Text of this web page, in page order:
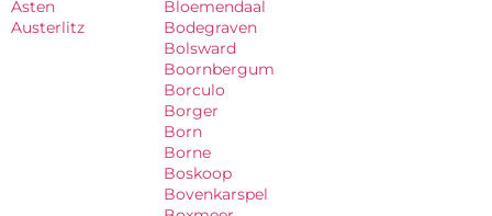
Asten
Austerlitz
Bloemendaal
Bodegraven
Bolsward
Boornbergum
Borculo
Borger
Born
Borne
Boskoop
Bovenkarspel